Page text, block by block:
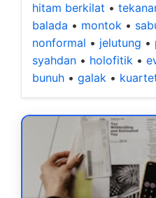
hitam berkilat •
balada • montok •
nonformal • jelutung •
syahdan • holofitik •
bunuh • galak •